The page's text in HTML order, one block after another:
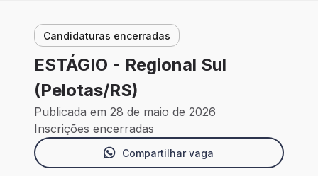
Candidaturas encerradas
ESTÁGIO - Regional Sul
(Pelotas/RS)
Publicada em 28 de maio de 2026
Inscrições encerradas
Compartilhar vaga